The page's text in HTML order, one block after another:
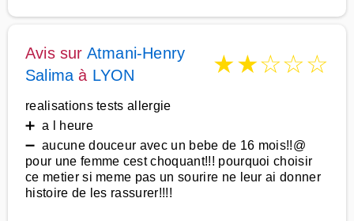
Avis sur Atmani-Henry
Salima à LYON ★★☆☆☆
realisations tests allergie
➕ a l heure
➖ aucune douceur avec un bebe de 16 mois!!@
pour une femme cest choquant!!! pourquoi choisir
ce metier si meme pas un sourire ne leur ai donner
histoire de les rassurer!!!!